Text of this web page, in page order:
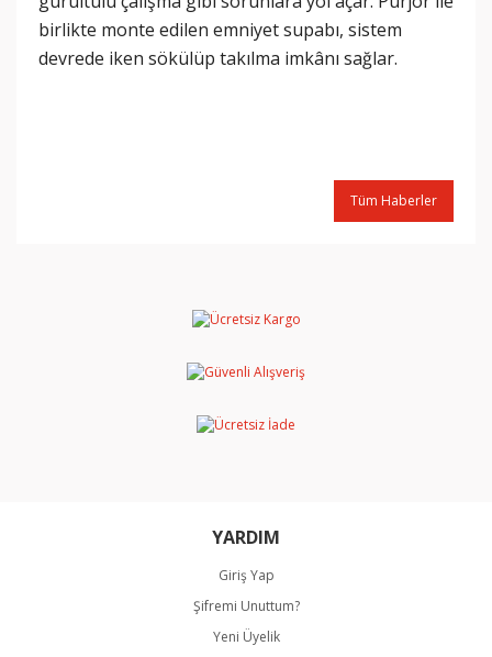
birlikte monte edilen emniyet supabı, sistem
devrede iken sökülüp takılma imkânı sağlar.
Tüm Haberler
YARDIM
Giriş Yap
Şifremi Unuttum?
Yeni Üyelik